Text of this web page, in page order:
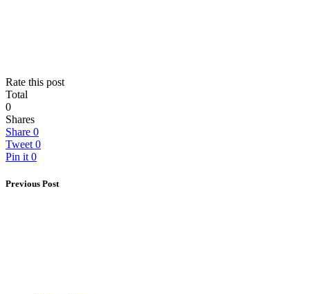
Rate this post
Total
0
Shares
Share 0
Tweet 0
Pin it 0
Previous Post